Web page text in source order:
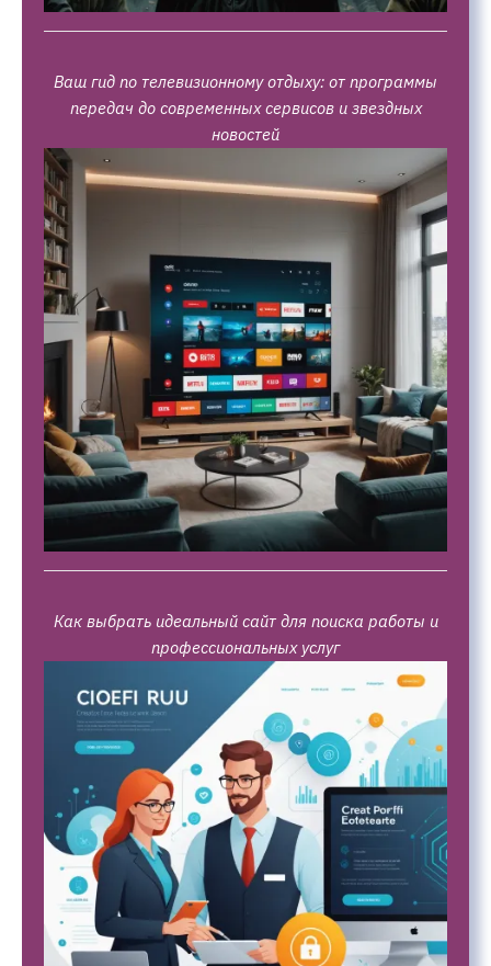
Ваш гид по телевизионному отдыху: от программы
передач до современных сервисов и звездных
новостей
Как выбрать идеальный сайт для поиска работы и
профессиональных услуг